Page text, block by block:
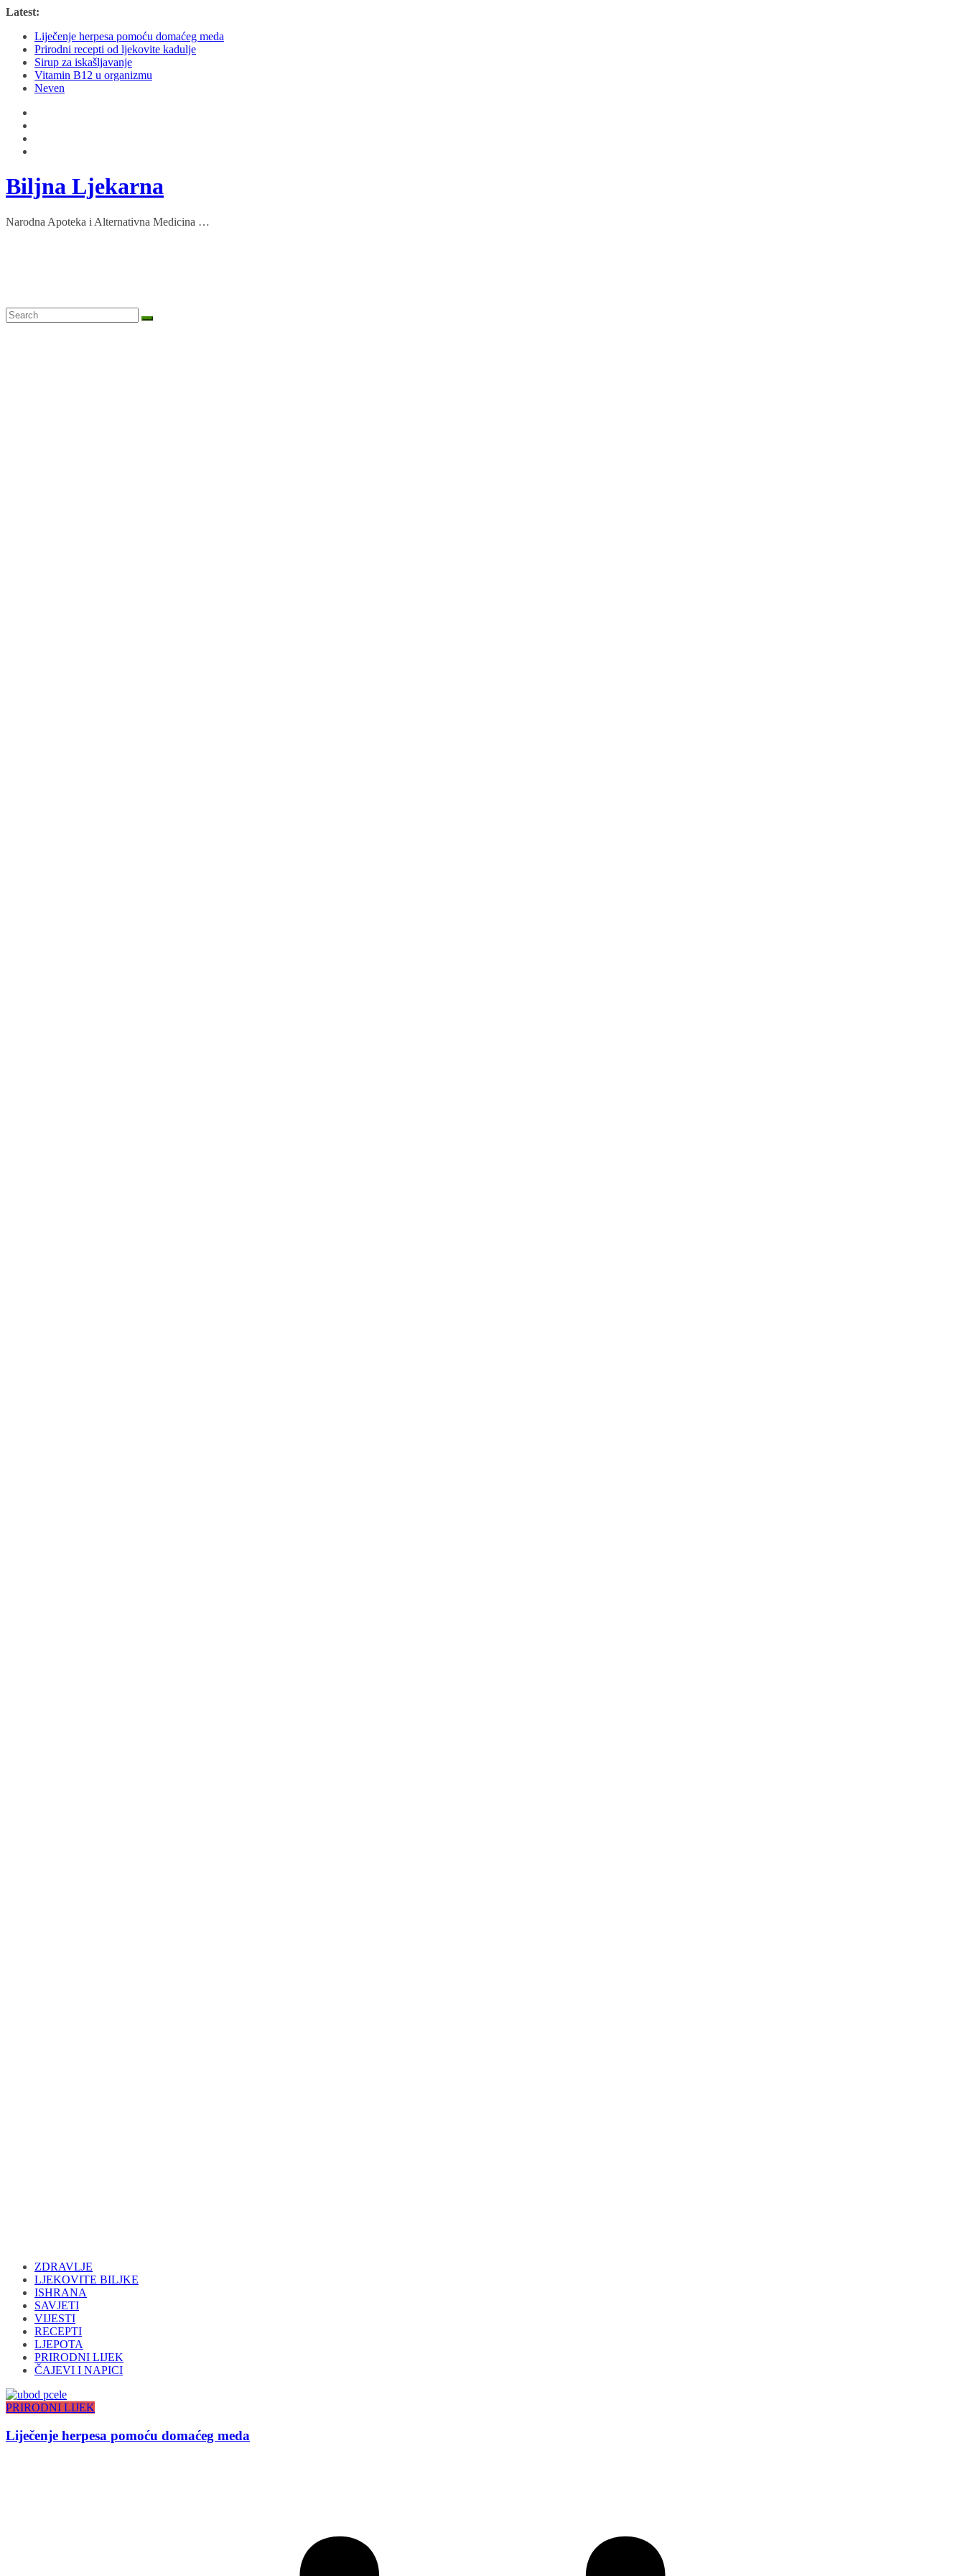
Skip
content
Latest:
Liječenje herpesa pomoću domaćeg meda
Prirodni recepti od ljekovite kadulje
Sirup za iskašljavanje
Vitamin B12 u organizmu
Neven
Biljna Ljekarna
Narodna Apoteka i Alternativna Medicina …
ZDRAVLJE
LJEKOVITE BILJKE
ISHRANA
SAVJETI
VIJESTI
RECEPTI
LJEPOTA
PRIRODNI LIJEK
ČAJEVI I NAPICI
PRIRODNI LIJEK
Liječenje herpesa pomoću domaćeg meda